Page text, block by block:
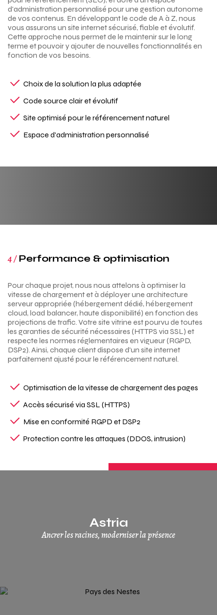
d'administration personnalisé pour une gestion autonome
de vos contenus. En développant le code de A à Z, nous
vous assurons un site internet sécurisé, fiable et évolutif.
Cette approche nous permet de le maintenir sur le long
terme et pouvoir y ajouter de nouvelles fonctionnalités en
fonction de vos besoins.
Choix de la solution la plus adaptée
Code source clair et évolutif
Site optimisé pour le référencement naturel
Espace d'administration personnalisé
4 /Performance & optimisation
Pour chaque projet, nous nous attelons à optimiser la
vitesse de chargement et à déployer une architecture
serveur appropriée (hébergement dédié, hébergement
cloud, load balancer, haute disponibilité) en fonction des
projections de trafic. Votre site vitrine est pourvu de toutes
les garanties de sécurité nécessaires (HTTPS via SSL) et
respecte les normes réglementaires en vigueur (RGPD,
DSP2). Ainsi, chaque client dispose d'un site internet
parfaitement ajusté pour le référencement naturel.
Optimisation de la vitesse de chargement des pages
Accès sécurisé via SSL (HTTPS)
Mise en conformité RGPD et DSP2
Protection contre les attaques (DDOS, intrusion)
Astria
Ancrer les racines, moderniser la présence